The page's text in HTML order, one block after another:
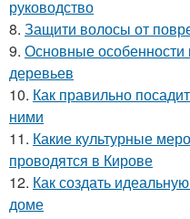
руководство
8. Защити волосы от
9. Основные
деревьев
10. Как правильно
ними
11. Какие культурные
проводятся в Кирове
12. Как создать
доме